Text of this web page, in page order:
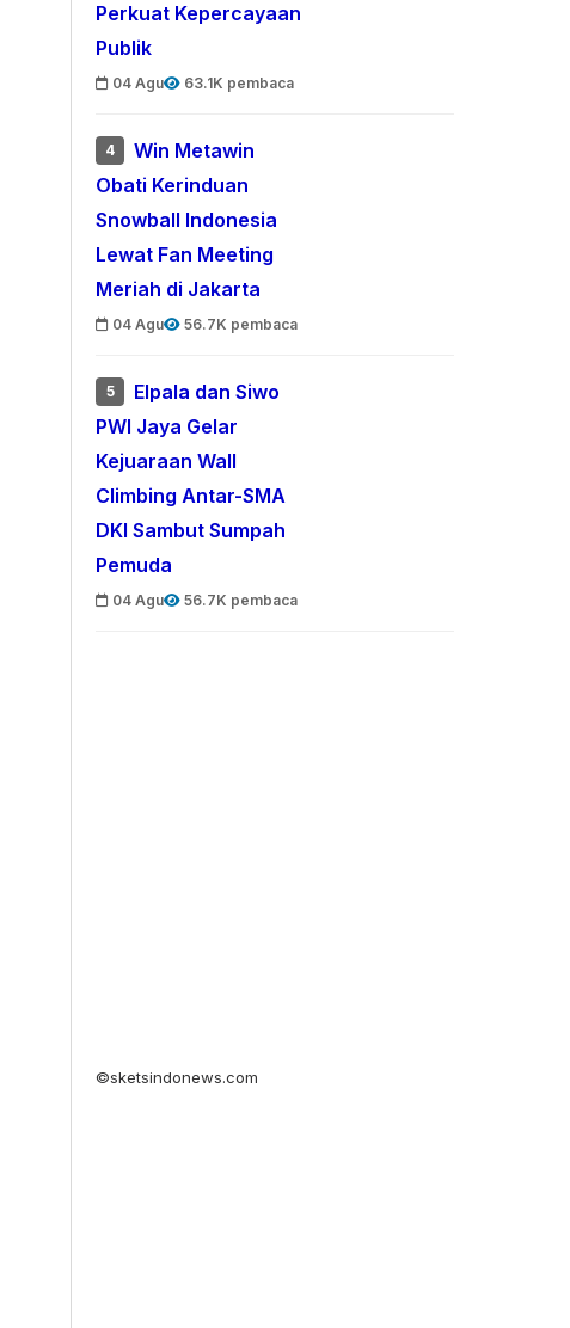
Perkuat Kepercayaan
Publik
04 Agu 63.1K pembaca
4
Win Metawin
Obati Kerinduan
Snowball Indonesia
Lewat Fan Meeting
Meriah di Jakarta
04 Agu 56.7K pembaca
5
Elpala dan Siwo
PWI Jaya Gelar
Kejuaraan Wall
Climbing Antar-SMA
DKI Sambut Sumpah
Pemuda
04 Agu 56.7K pembaca
©sketsindonews.com